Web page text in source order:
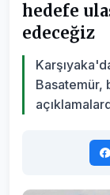
hedefe
edeceğiz
Basatemür,